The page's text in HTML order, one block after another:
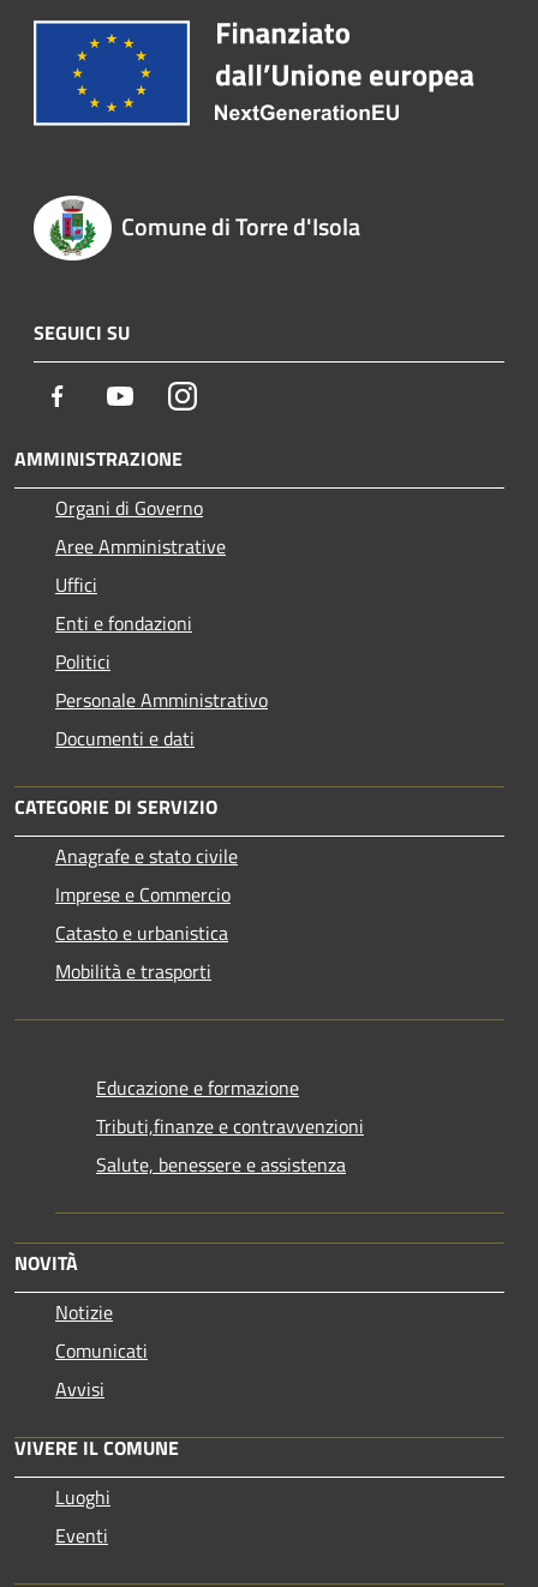
Comune di Torre d'Isola
SEGUICI SU
Facebook YoutubeInstagram
AMMINISTRAZIONE
Organi di Governo
Aree Amministrative
Uffici
Enti e fondazioni
Politici
Personale Amministrativo
Documenti e dati
CATEGORIE DI SERVIZIO
Anagrafe e stato civile
Imprese e Commercio
Catasto e urbanistica
Mobilità e trasporti
Educazione e formazione
Tributi,finanze e contravvenzioni
Salute, benessere e assistenza
NOVITÀ
Notizie
Comunicati
Avvisi
VIVERE IL COMUNE
Luoghi
Eventi